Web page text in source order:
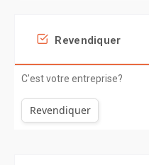
Revendiquer
C'est votre entreprise?
Revendiquer